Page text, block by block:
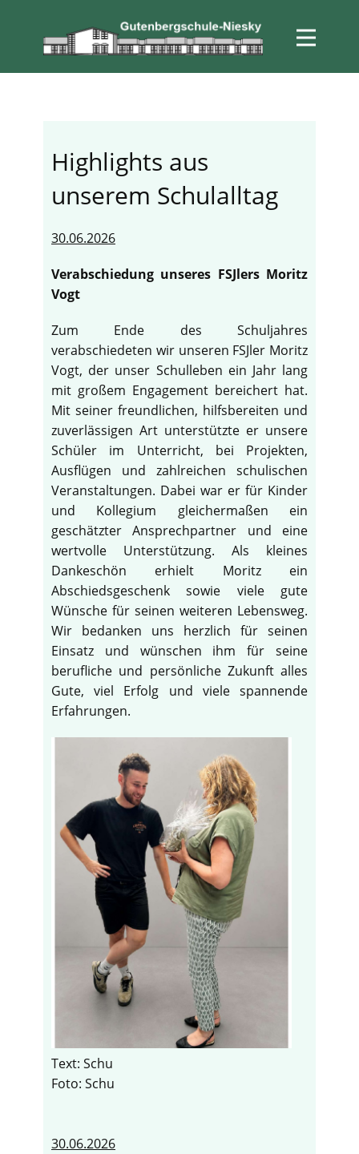
Highlights aus
unserem Schulalltag
30.06.2026
Verabschiedung unseres FSJlers Moritz
Vogt
Zum Ende des Schuljahres
verabschiedeten wir unseren FSJler Moritz
Vogt, der unser Schulleben ein Jahr lang
mit großem Engagement bereichert hat.
Mit seiner freundlichen, hilfsbereiten und
zuverlässigen Art unterstützte er unsere
Schüler im Unterricht, bei Projekten,
Ausflügen und zahlreichen schulischen
Veranstaltungen. Dabei war er für Kinder
und Kollegium gleichermaßen ein
geschätzter Ansprechpartner und eine
wertvolle Unterstützung. Als kleines
Dankeschön erhielt Moritz ein
Abschiedsgeschenk sowie viele gute
Wünsche für seinen weiteren Lebensweg.
Wir bedanken uns herzlich für seinen
Einsatz und wünschen ihm für seine
berufliche und persönliche Zukunft alles
Gute, viel Erfolg und viele spannende
Erfahrungen.
Text: Schu
Foto: Schu
30.06.2026